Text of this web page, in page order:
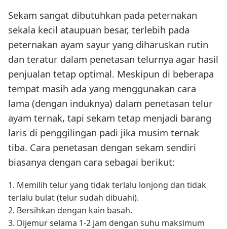
Sekam sangat dibutuhkan pada peternakan
sekala kecil ataupuan besar, terlebih pada
peternakan ayam sayur yang diharuskan rutin
dan teratur dalam penetasan telurnya agar hasil
penjualan tetap optimal. Meskipun di beberapa
tempat masih ada yang menggunakan cara
lama (dengan induknya) dalam penetasan telur
ayam ternak, tapi sekam tetap menjadi barang
laris di penggilingan padi jika musim ternak
tiba. Cara penetasan dengan sekam sendiri
biasanya dengan cara sebagai berikut:
1. Memilih telur yang tidak terlalu lonjong dan tidak
terlalu bulat (telur sudah dibuahi).
2. Bersihkan dengan kain basah.
3. Dijemur selama 1-2 jam dengan suhu maksimum